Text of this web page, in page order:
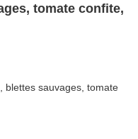
tomate confite,